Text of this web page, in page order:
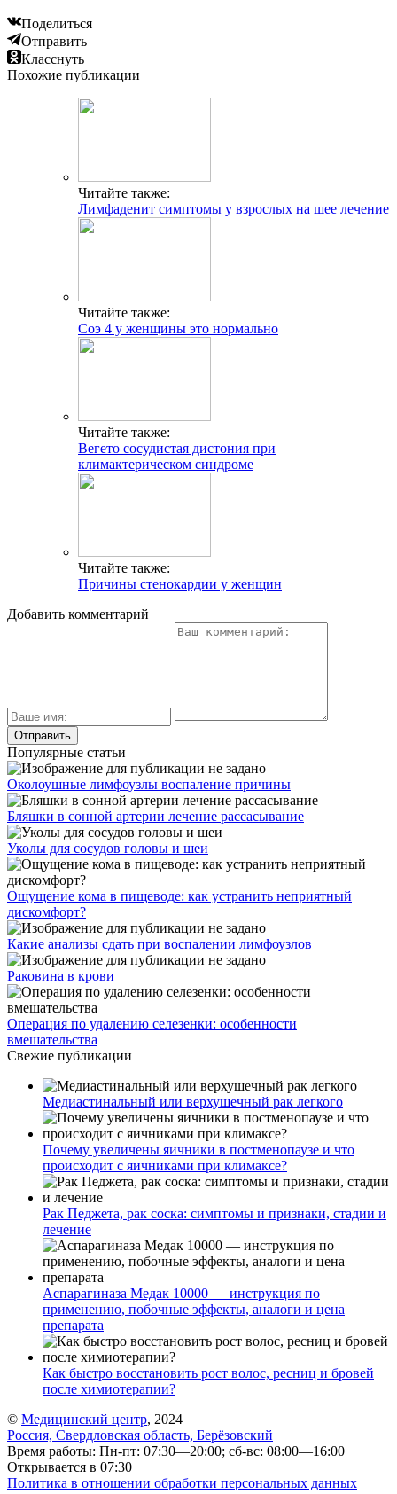
Поделиться
Отправить
Класснуть
Похожие публикации
Читайте также:
Лимфаденит симптомы у взрослых на шее лечение
Читайте также:
Соэ 4 у женщины это нормально
Читайте также:
Вегето сосудистая дистония при
климактерическом синдроме
Читайте также:
Причины стенокардии у женщин
Добавить комментарий
Популярные статьи
Околоушные лимфоузлы воспаление причины
Бляшки в сонной артерии лечение рассасывание
Уколы для сосудов головы и шеи
Ощущение кома в пищеводе: как устранить неприятный
дискомфорт?
Какие анализы сдать при воспалении лимфоузлов
Раковина в крови
Операция по удалению селезенки: особенности
вмешательства
Свежие публикации
Медиастинальный или верхушечный рак легкого
Почему увеличены яичники в постменопаузе и что
происходит с яичниками при климаксе?
Рак Педжета, рак соска: симптомы и признаки, стадии и
лечение
Аспарагиназа Медак 10000 — инструкция по
применению, побочные эффекты, аналоги и цена
препарата
Как быстро восстановить рост волос, ресниц и бровей
после химиотерапии?
© Медицинский центр, 2024
Россия, Свердловская область, Берёзовский
Время работы: Пн-пт: 07:30—20:00; сб-вс: 08:00—16:00
Открывается в 07:30
Политика в отношении обработки персональных данных